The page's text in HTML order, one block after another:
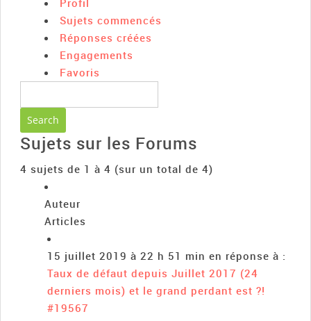
Profil
Sujets commencés
Réponses créées
Engagements
Favoris
Sujets sur les Forums
4 sujets de 1 à 4 (sur un total de 4)
Auteur
Articles
15 juillet 2019 à 22 h 51 min en réponse à :
Taux de défaut depuis Juillet 2017 (24
derniers mois) et le grand perdant est ?!
#19567